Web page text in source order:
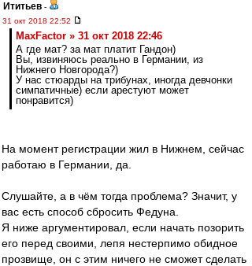
Ититьев -
31 окт 2018 22:52
MaxFactor » 31 окт 2018 22:46
А где мат? за мат платит Гандон)
Вы, извиняюсь реально в Германии, из
Нижнего Новгорода?)
У нас стюарды на трибунах, иногда девчонки
симпатичные) если арестуют может
понравится)
На момент регистрации жил в Нижнем, сейчас
работаю в Германии, да.
Слушайте, а в чём тогда проблема? Значит, у
вас есть способ сбросить Федуна.
Я ниже аргументировал, если начать позорить
его перед своими, лепя нестерпимо обидное
прозвище, он с этим ничего не сможет сделать